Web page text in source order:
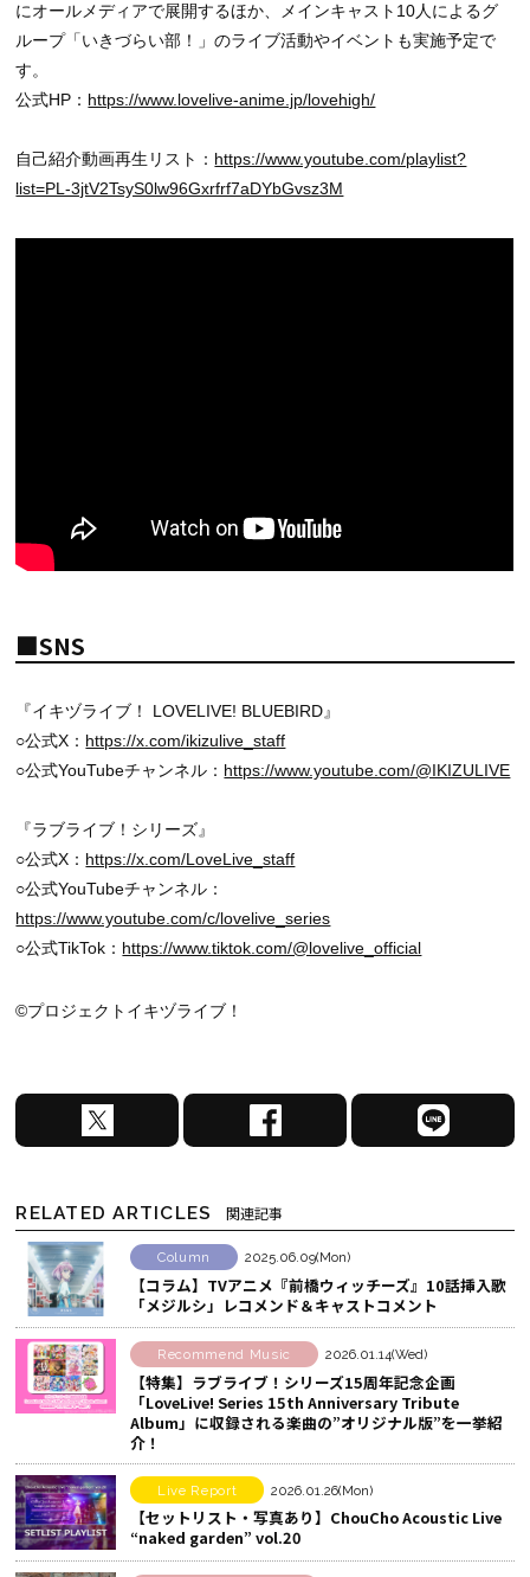
にオールメディアで展開するほか、メインキャスト10人によるグ
ループ「いきづらい部！」のライブ活動やイベントも実施予定で
す。
公式HP： https://www.lovelive-anime.jp/lovehigh/
自己紹介動画再生リスト： https://www.youtube.com/playlist?
list=PL-3jtV2TsyS0lw96Gxrfrf7aDYbGvsz3M
■SNS
『イキヅライブ！ LOVELIVE! BLUEBIRD』
○公式X： https://x.com/ikizulive_staff
○公式YouTubeチャンネル： https://www.youtube.com/@IKIZULIVE
『ラブライブ！シリーズ』
○公式X： https://x.com/LoveLive_staff
○公式YouTubeチャンネル：
https://www.youtube.com/c/lovelive_series
○公式TikTok： https://www.tiktok.com/@lovelive_official
©プロジェクトイキヅライブ！
X
で
ア
す
る
F
a
b
o
o
k
で
シ
ェ
ア
す
る
L
I
シ
ェ
ア
る
RELATED ARTICLES 関連記事
Column 2025.06.09(Mon)
【コラム】TVアニメ『前橋ウィッチーズ』10話挿入歌
「メジルシ」レコメンド＆キャストコメント
Recommend Music 2026.01.14(Wed)
【特集】ラブライブ！シリーズ15周年記念企画
「LoveLive! Series 15th Anniversary Tribute
Album」に収録される楽曲の”オリジナル版”を一挙紹
介！
Live Report 2026.01.26(Mon)
【セットリスト・写真あり】ChouCho Acoustic Live
“naked garden” vol.20